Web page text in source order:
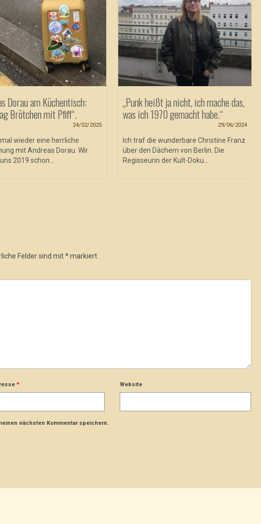
Dorau am Küchentisch:
Brötchen mit Pfiff“.
24/02/2025
wieder eine herrliche
mit Andreas Dorau. Wir
2019 schon...
„Punk heißt ja nicht, ich mache das,
was ich 1970 gemacht habe.“
29/06/2024
Ich traf die wunderbare Christine Franz
über den Dächern von Berlin. Die
Regisseurin der Kult-Doku...
Felder sind mit*markiert
* Website
nächsten Kommentar speichern.